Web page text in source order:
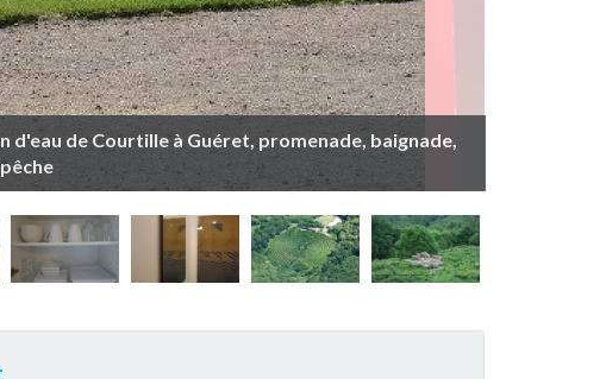
d'eau de Courtille à Guéret, promenade, baignade,